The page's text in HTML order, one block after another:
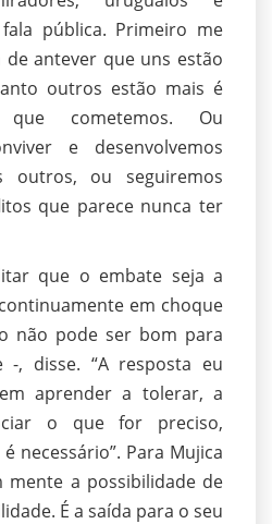
pública. Primeiro me
antever que uns estão
outros estão mais é
cometemos. Ou
e desenvolvemos
outros, ou seguiremos
que parece nunca ter
que o embate seja a
em choque
não pode ser bom para
-, disse. “A resposta eu
aprender a tolerar, a
o que for preciso,
necessário”. Para Mujica
a possibilidade de
É a saída para o seu